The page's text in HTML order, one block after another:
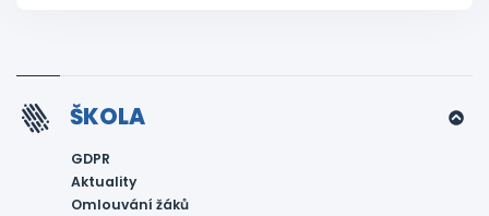
ŠKOLA
GDPR
Aktuality
Omlouvání žáků